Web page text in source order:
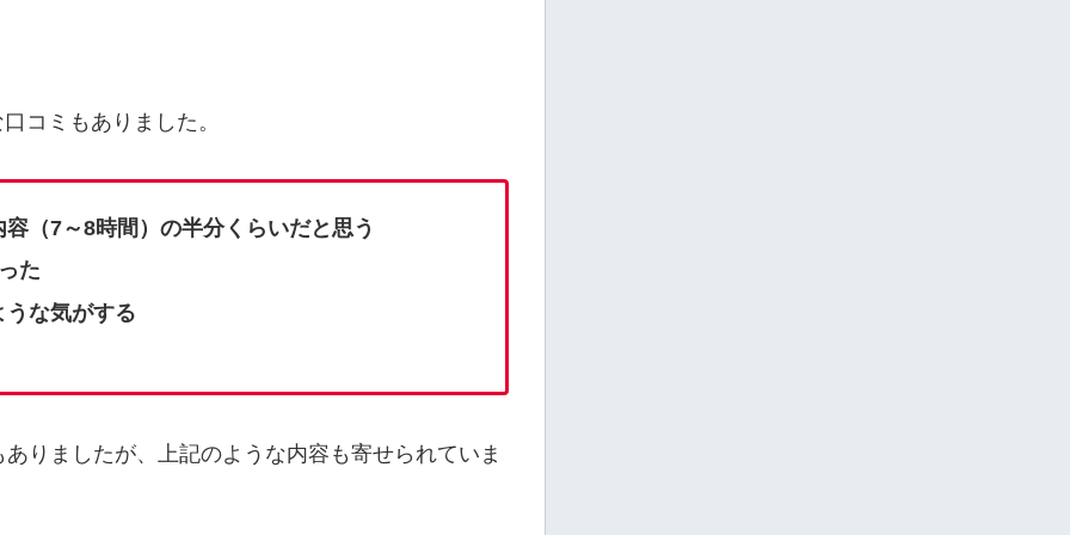
コミもありました。
（7～8時間）の半分くらいだと思う
た
な気がする
りましたが、上記のような内容も寄せられていま